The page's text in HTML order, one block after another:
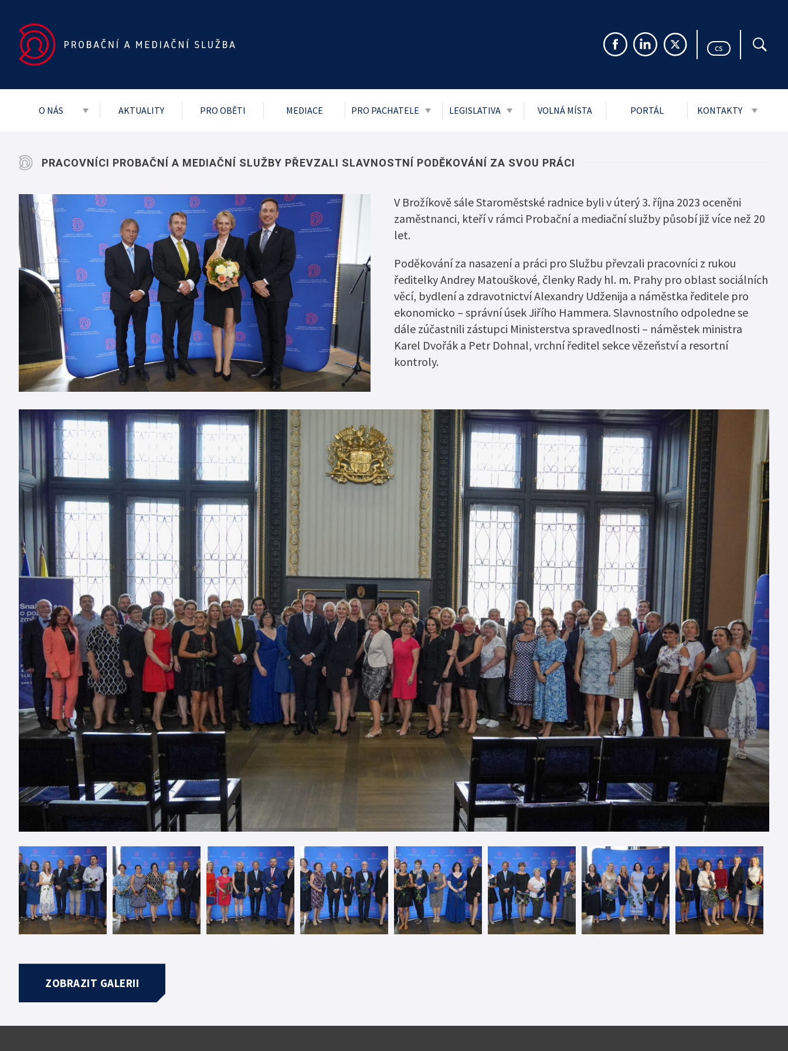
cs
O NÁS
Vedení služby
Projekty
AKTUALITY PRO OBĚTI MEDIACE PRO PACHATELE
Probace
Parole
Trest zákazu vstupu
Elektronický monitorovací systém
Resocializační programy
Probační dům
LEGISLATIVA
Boj proti korupci
Informace o příjmu podání
Zaměstnávání odsouzených osob –
usnesení
Certifikát „Bezpečný úřad“
Nabídka nepotřebného majetku
VOLNÁ MÍSTA PORTÁL KONTAKTY
PRACOVNÍCI PROBAČNÍ A MEDIAČNÍ SLUŽBY PŘEVZALI SLAVNOSTNÍ PODĚKOVÁNÍ ZA SVOU PRÁCI
V Brožíkově sále Staroměstské radnice byli v úterý 3. října 2023 oceněni
zaměstnanci, kteří v rámci Probační a mediační služby působí již více než 20
let.
Poděkování za nasazení a práci pro Službu převzali pracovníci z rukou
ředitelky Andrey Matouškové, členky Rady hl. m. Prahy pro oblast sociálních
věcí, bydlení a zdravotnictví Alexandry Udženija a náměstka ředitele pro
ekonomicko – správní úsek Jiřího Hammera. Slavnostního odpoledne se
dále zúčastnili zástupci Ministerstva spravedlnosti – náměstek ministra
Karel Dvořák a Petr Dohnal, vrchní ředitel sekce vězeňství a resortní
kontroly.
ZOBRAZIT GALERII